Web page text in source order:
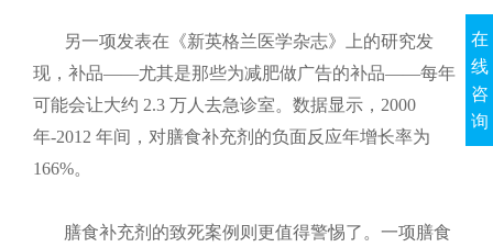
另一项发表在《新英格兰医学杂志》上的研究发
现，补品——尤其是那些为减肥做广告的补品——每年
可能会让大约 2.3 万人去急诊室。数据显示，2000
年-2012 年间，对膳食补充剂的负面反应年增长率为
166%。
膳食补充剂的致死案例则更值得警惕了。一项膳食
在
线
咨
询